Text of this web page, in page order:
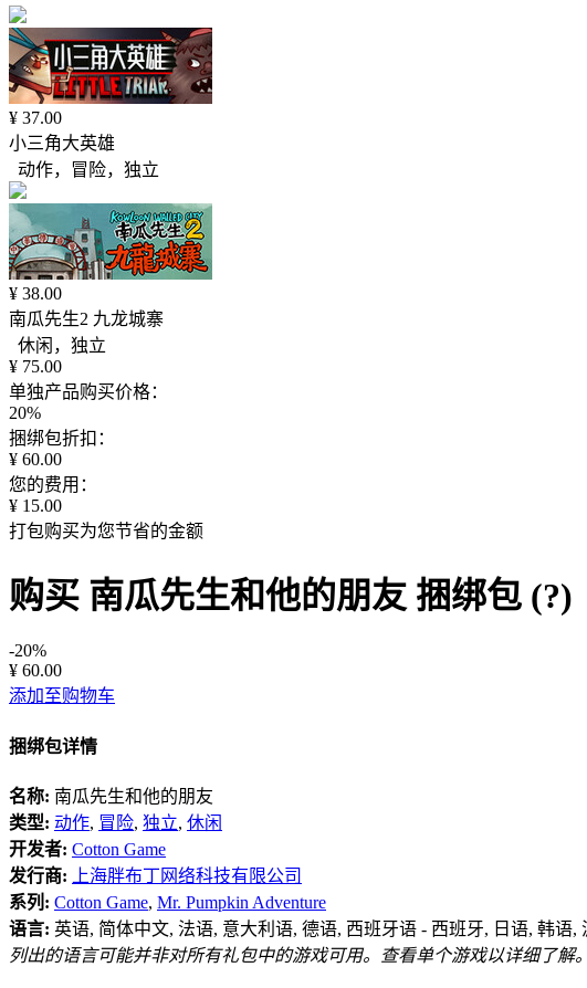
¥ 37.00
小三角大英雄
动作，冒险，独立
¥ 38.00
南瓜先生2 九龙城寨
休闲，独立
¥ 75.00
单独产品购买价格：
20%
捆绑包折扣：
¥ 60.00
您的费用：
¥ 15.00
打包购买为您节省的金额
购买 南瓜先生和他的朋友 捆绑包 (?)
-20%
¥ 60.00
添加至购物车
捆绑包详情
名称: 南瓜先生和他的朋友
类型: 动作, 冒险, 独立, 休闲
开发者: Cotton Game
发行商:
上海胖布丁网络科技有限公司
系列: Cotton Game, Mr. Pumpkin Adventure
语言: 英语, 简体中文, 法语, 意大利语, 德语, 西班牙语 - 西班牙, 日语, 韩语
列出的语言可能并非对所有礼包中的游戏可用。查看单个游戏以详细了解。